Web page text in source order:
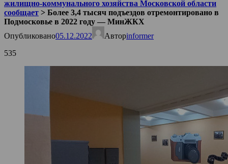
жилищно-коммунального хозяйства Московской области
сообщает > Более 3,4 тысяч подъездов отремонтировано в
Подмосковье в 2022 году — МинЖКХ
Опубликовано05.12.2022 Авторinformer
535